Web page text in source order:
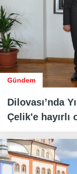
Gündem
Dilovası’nda
Çelik'e hayırlı